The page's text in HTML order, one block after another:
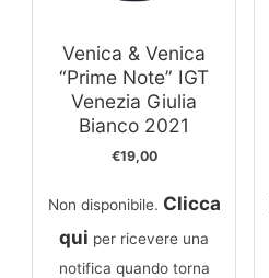
Venica & Venica
“Prime Note” IGT
Venezia Giulia
Bianco 2021
€19,00
Non disponibile. Clicca
qui per ricevere una
notifica quando torna